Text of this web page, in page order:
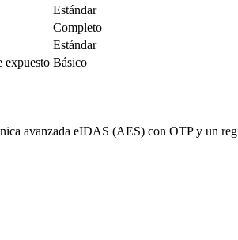
Estándar
Completo
Estándar
expuesto Básico
avanzada eIDAS (AES) con OTP y un